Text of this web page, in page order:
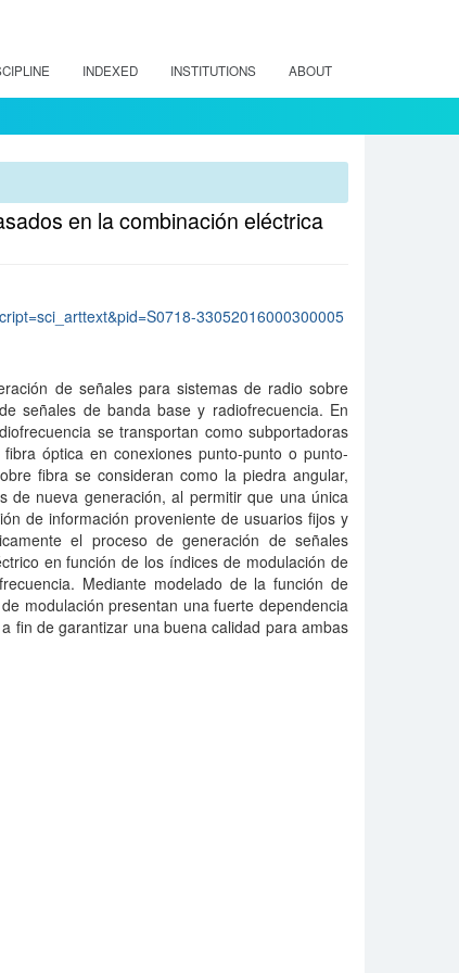
INDEXED INSTITUTIONS ABOUT
en la combinación eléctrica
33052016000300005
de señales para sistemas de radio sobre
señales de banda base y radiofrecuencia. En
se transportan como subportadoras
óptica en conexiones punto-punto o punto-
fibra se consideran como la piedra angular,
de nueva generación, al permitir que una única
de información proveniente de usuarios fijos y
el proceso de generación de señales
en función de los índices de modulación de
Mediante modelado de la función de
modulación presentan una fuerte dependencia
fin de garantizar una buena calidad para ambas